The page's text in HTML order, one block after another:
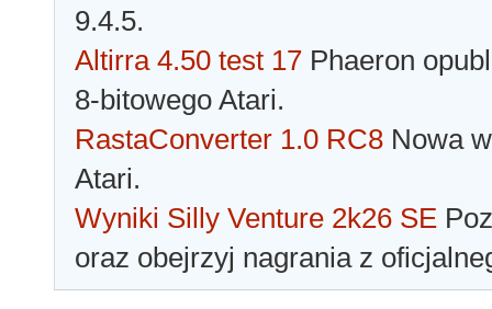
9.4.5.
Altirra 4.50 test 17 Phaeron
8-bitowego Atari.
RastaConverter 1.0 RC8 Nowa
Atari.
Wyniki Silly Venture 2k26 SE
oraz obejrzyj nagrania z